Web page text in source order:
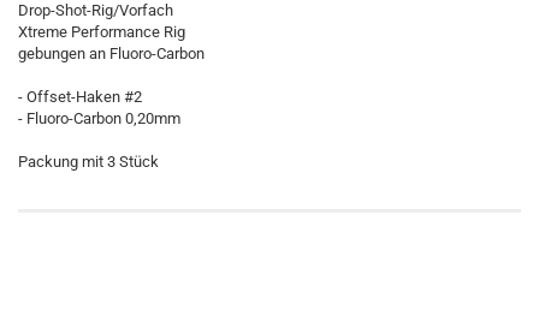
Drop-Shot-Rig/Vorfach
Xtreme Performance Rig
gebungen an Fluoro-Carbon
- Offset-Haken #2
- Fluoro-Carbon 0,20mm
Packung mit 3 Stück